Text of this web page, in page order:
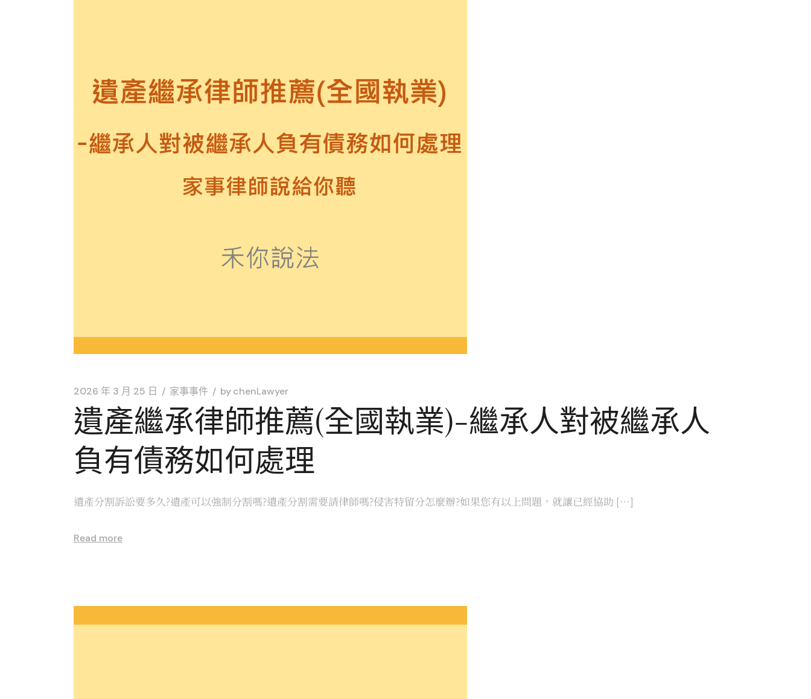
2026 年 3 月 25 日 家事事件 bychenLawyer
遺產繼承律師推薦(全國執業)-繼承人對被繼承人
負有債務如何處理
遺產分割訴訟要多久?遺產可以強制分割嗎?遺產分割需要請律師嗎?侵害特留分怎麼辦?如果您有以上問題，就讓已經協助 […]
Read more